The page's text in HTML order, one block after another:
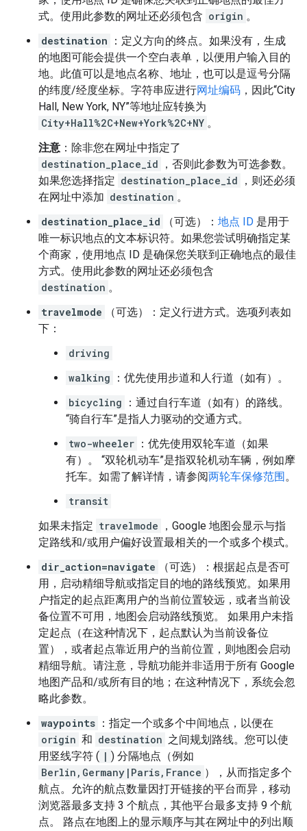
式。使用此参数的网址还必须包含 origin 。
destination
：定义方向的终点。如果没有，生成
的地图可能会提供一个空白表单，以便用户输入目的
地。此值可以是地点名称、地址，也可以是逗号分隔
的纬度/经度坐标。字符串应进行网址编码 ，因此“City
Hall, New York, NY”等地址应转换为
City+Hall%2C+New+York%2C+NY 。
注意 ：除非您在网址中指定了
destination_place_id
，否则此参数为可选参数。
如果您选择指定 destination_place_id
，则还必须
在网址中添加 destination 。
destination_place_id
（可选）： 地点 ID 是用于
唯一标识地点的文本标识符。如果您尝试明确指定某
个商家，使用地点 ID 是确保您关联到正确地点的最佳
方式。使用此参数的网址还必须包含
destination 。
travelmode
（可选）：定义行进方式。选项列表如
下：
driving
walking
：优先使用步道和人行道（如有）。
bicycling
：通过自行车道（如有）的路线。
“骑自行车”是指人力驱动的交通方式。
two-wheeler ：优先使用双轮车道（如果
有）。 “双轮机动车”是指双轮机动车辆，例如摩
托车。如需了解详情，请参阅两轮车保修范围。
transit
如果未指定 travelmode
，Google 地图会显示与指
定路线和/或用户偏好设置最相关的一个或多个模式。
dir_action=navigate
（可选）：根据起点是否可
用，启动精细导航或指定目的地的路线预览。如果用
户指定的起点距离用户的当前位置较远，或者当前设
备位置不可用，地图会启动路线预览。 如果用户未指
定起点（在这种情况下，起点默认为当前设备位
置），或者起点靠近用户的当前位置，则地图会启动
精细导航。请注意，导航功能并非适用于所有 Google
地图产品和/或所有目的地；在这种情况下，系统会忽
略此参数。
waypoints ：指定一个或多个中间地点，以便在
origin 和 destination 之间规划路线。您可以使
用竖线字符 ( | ) 分隔地点（例如
Berlin,Germany|Paris,France ），从而指定多个
航点。允许的航点数量因打开链接的平台而异，移动
浏览器最多支持 3 个航点，其他平台最多支持 9 个航
点。 路点在地图上的显示顺序与其在网址中的列出顺